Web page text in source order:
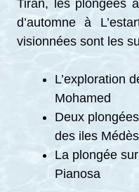
Tiran, les plongées
d’automne à
visionnées sont les
L’exploration
Mohamed
Deux
des iles Médès
La plongée sur
Pianosa